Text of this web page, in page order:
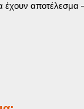
αποτέλεσμα